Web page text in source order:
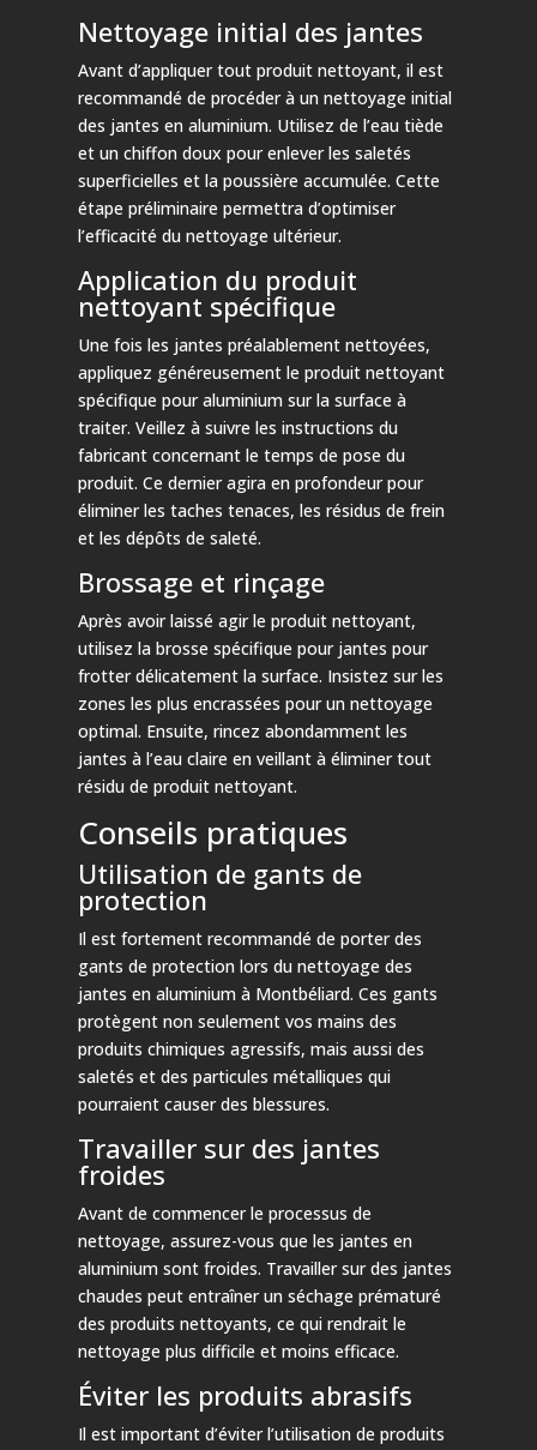
Nettoyage initial des jantes
Avant d’appliquer tout produit nettoyant, il est
recommandé de procéder à un nettoyage initial
des jantes en aluminium. Utilisez de l’eau tiède
et un chiffon doux pour enlever les saletés
superficielles et la poussière accumulée. Cette
étape préliminaire permettra d’optimiser
l’efficacité du nettoyage ultérieur.
Application du produit
nettoyant spécifique
Une fois les jantes préalablement nettoyées,
appliquez généreusement le produit nettoyant
spécifique pour aluminium sur la surface à
traiter. Veillez à suivre les instructions du
fabricant concernant le temps de pose du
produit. Ce dernier agira en profondeur pour
éliminer les taches tenaces, les résidus de frein
et les dépôts de saleté.
Brossage et rinçage
Après avoir laissé agir le produit nettoyant,
utilisez la brosse spécifique pour jantes pour
frotter délicatement la surface. Insistez sur les
zones les plus encrassées pour un nettoyage
optimal. Ensuite, rincez abondamment les
jantes à l’eau claire en veillant à éliminer tout
résidu de produit nettoyant.
Conseils pratiques
Utilisation de gants de
protection
Il est fortement recommandé de porter des
gants de protection lors du nettoyage des
jantes en aluminium à Montbéliard. Ces gants
protègent non seulement vos mains des
produits chimiques agressifs, mais aussi des
saletés et des particules métalliques qui
pourraient causer des blessures.
Travailler sur des jantes
froides
Avant de commencer le processus de
nettoyage, assurez-vous que les jantes en
aluminium sont froides. Travailler sur des jantes
chaudes peut entraîner un séchage prématuré
des produits nettoyants, ce qui rendrait le
nettoyage plus difficile et moins efficace.
Éviter les produits abrasifs
Il est important d’éviter l’utilisation de produits